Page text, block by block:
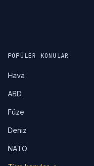
POPÜLER KONULAR
Hava
ABD
Füze
Deniz
NATO